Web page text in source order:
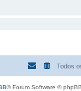
Todos
® Forum Software ©